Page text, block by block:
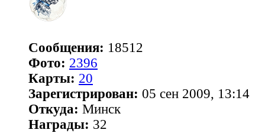
Сообщения: 18512
Фото: 2396
Карты: 20
Зарегистрирован: 05 сен 2009, 13:14
Откуда: Минск
Награды: 32